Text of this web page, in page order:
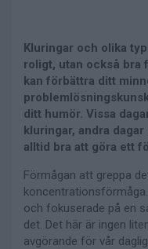
Kluringar och olika
roligt, utan också bra
kan förbättra ditt
ditt humör. Vissa
kluringar, andra
alltid bra att göra ett
Förmågan att greppa
och fokuserade på en
det. Det här är ingen
avgörande för vår